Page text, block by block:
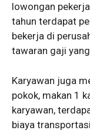
lowongan
tahun terdapat
bekerja di
tawaran gaji
Karyawan juga
pokok, makan 1
karyawan,
biaya